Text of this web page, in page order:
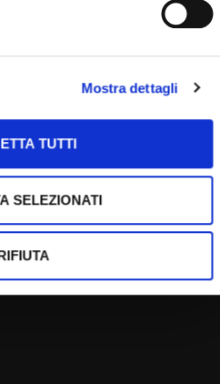
Mostra dettagli
TUTTI
SELEZIONATI